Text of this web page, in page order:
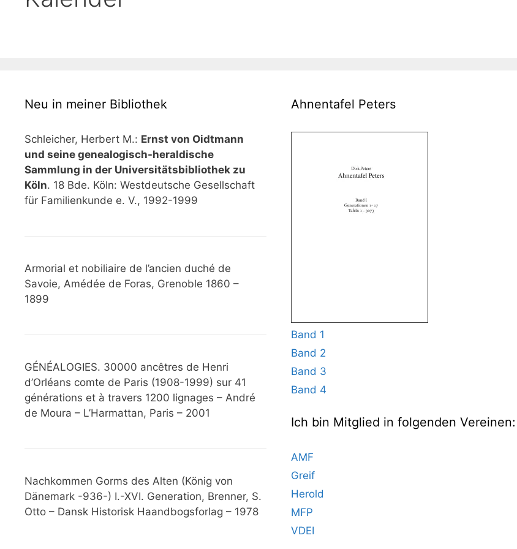
Neu in meiner Bibliothek
Schleicher, Herbert M.: Ernst von Oidtmann
und seine genealogisch-heraldische
Sammlung in der Universitätsbibliothek zu
Köln. 18 Bde. Köln: Westdeutsche Gesellschaft
für Familienkunde e. V., 1992-1999
Armorial et nobiliaire de l’ancien duché de
Savoie, Amédée de Foras, Grenoble 1860 –
1899
GÉNÉALOGIES. 30000 ancêtres de Henri
d’Orléans comte de Paris (1908-1999) sur 41
générations et à travers 1200 lignages – André
de Moura – L’Harmattan, Paris – 2001
Nachkommen Gorms des Alten (König von
Dänemark -936-) I.-XVI. Generation, Brenner, S.
Otto – Dansk Historisk Haandbogsforlag – 1978
Ahnentafel Peters
Band 1
Band 2
Band 3
Band 4
Ich bin Mitglied in folgenden Vereinen:
AMF
Greif
Herold
MFP
VDEI